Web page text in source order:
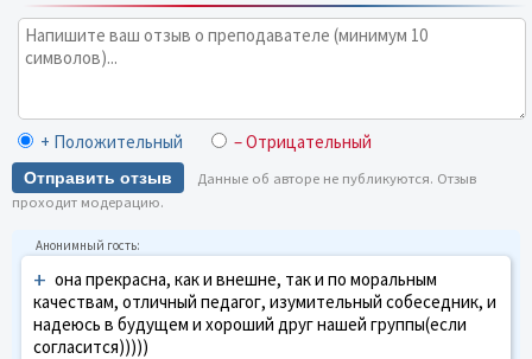
+ Положительный – Отрицательный
Отправить отзыв
Данные об авторе не публикуются. Отзыв
проходит модерацию.
+ она прекрасна, как и внешне, так и по моральным
качествам, отличный педагог, изумительный собеседник, и
надеюсь в будущем и хороший друг нашей группы(если
согласится)))))